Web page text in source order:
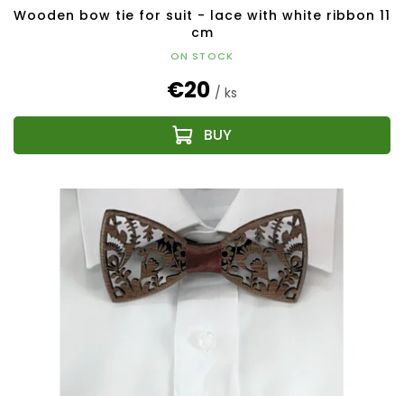
Wooden bow tie for suit - lace with white ribbon 11
cm
ON STOCK
€20 / ks